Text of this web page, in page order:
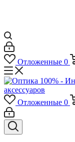
Отложенные 0
Отложенные 0